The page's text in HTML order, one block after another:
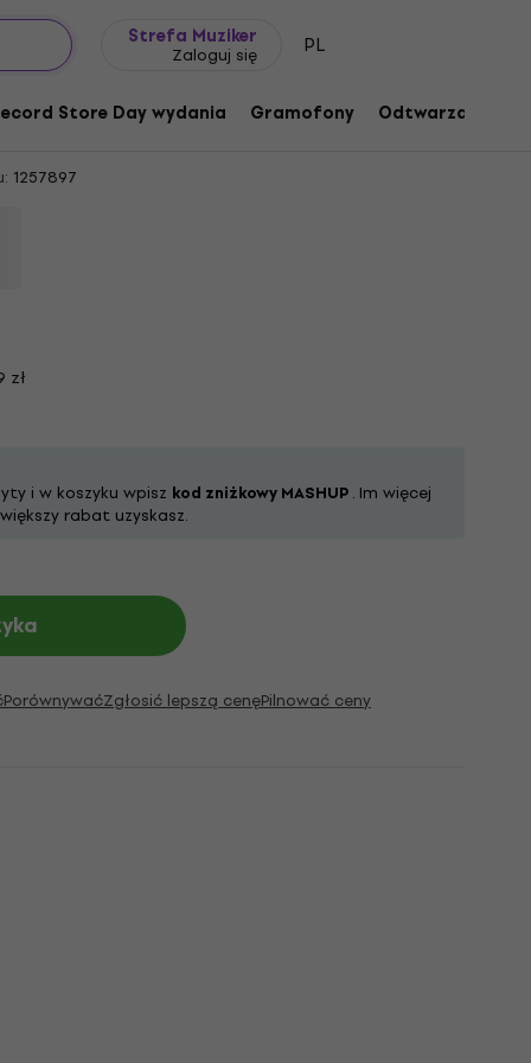
Strefa Muziker
Zaloguj się PL
Store Day wydania Gramofony Odtwarzacze
1969 (Limited Edition) (Purple
1257897
zł
i w koszyku wpisz kod zniżkowy MASHUP. Im więcej
rabat uzyskasz.
PorównywaćZgłosić lepszą cenęPilnować ceny